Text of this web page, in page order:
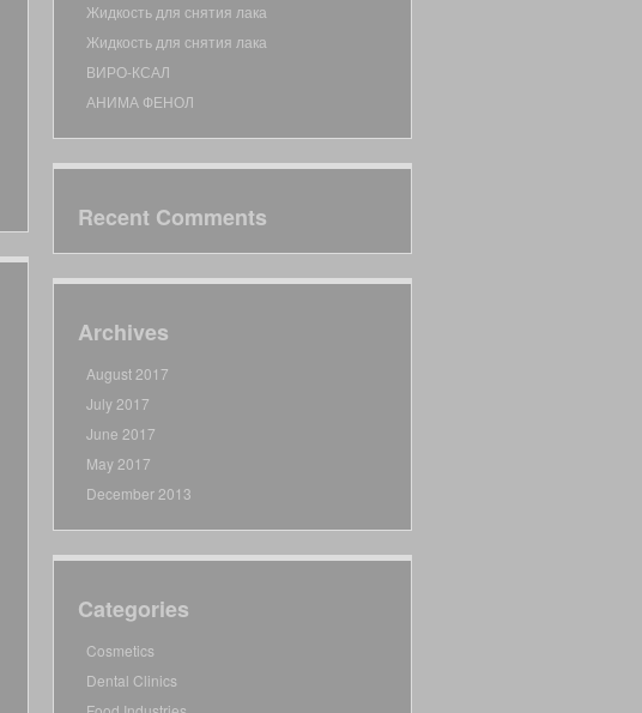
Жидкость для снятия лака
Жидкость для снятия лака
ВИРО-КСАЛ
АНИМА ФЕНОЛ
Recent Comments
Archives
August 2017
July 2017
June 2017
May 2017
December 2013
Categories
Cosmetics
Dental Clinics